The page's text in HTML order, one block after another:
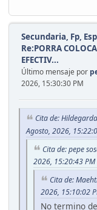
Secundaria, Fp,
Re:PORRA
EFECTIV...
Último mensaje por
2026, 15:30:30 PM
Cita de:
Agosto, 2026,
Cita de: pepe
2026, 15:20:43 PM
Cita de:
2026, 15:10:02
No termino